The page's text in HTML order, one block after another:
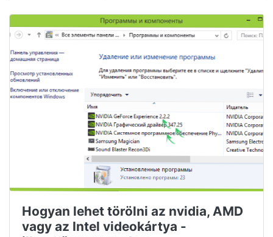
Hogyan lehet törölni az nvidia, AMD
vagy az Intel videokártya -